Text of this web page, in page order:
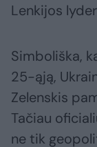
Lenkijos
Simboliška,
25-ąją,
Zelenskis
Tačiau
ne tik